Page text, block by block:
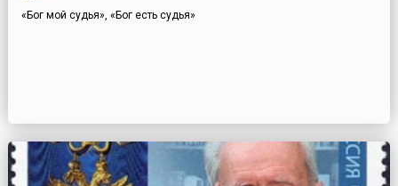
«Бог мой судья», «Бог есть судья»